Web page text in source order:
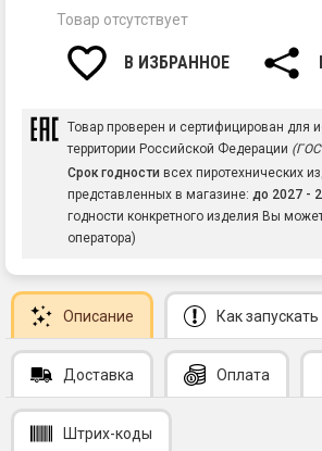
Товар отсутствует
В ИЗБРАННОЕ
Товар проверен и сертифицирован для
территории Российской Федерации
Срок годности всех пиротехнических
представленных в магазине: до 2027 -
годности конкретного изделия Вы
оператора)
Описание Как запускать
Доставка Оплата
Штрих-коды